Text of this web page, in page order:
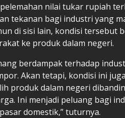
nilai tukar rupiah
tekanan bagi industri yang
di sisi lain, kondisi tersebut
ke produk dalam negeri.
berdampak terhadap
Akan tetapi, kondisi ini
produk dalam negeri
Ini menjadi peluang bagi
domestik,” tuturnya.